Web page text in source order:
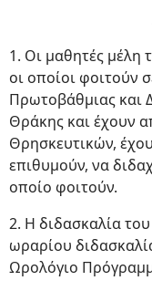
1. Οι μαθητές μέλη
οι οποίοι φοιτούν
Πρωτοβάθμιας και
Θράκης και έχουν
Θρησκευτικών,
επιθυμούν, να
οποίο φοιτούν.
2. Η διδασκαλία
ωραρίου
Ωρολόγιο